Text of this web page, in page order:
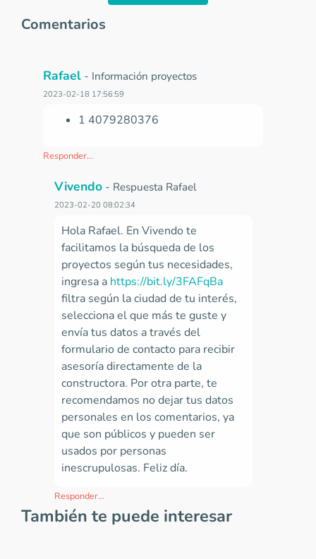
Comentarios
Rafael - Información proyectos
2023-02-18 17:56:59
1 4079280376
Responder...
Vivendo - Respuesta Rafael
2023-02-20 08:02:34
Hola Rafael. En Vivendo te
facilitamos la búsqueda de los
proyectos según tus necesidades,
ingresa a https://bit.ly/3FAFqBa
filtra según la ciudad de tu interés,
selecciona el que más te guste y
envía tus datos a través del
formulario de contacto para recibir
asesoría directamente de la
constructora. Por otra parte, te
recomendamos no dejar tus datos
personales en los comentarios, ya
que son públicos y pueden ser
usados por personas
inescrupulosas. Feliz día.
Responder...
También te puede interesar